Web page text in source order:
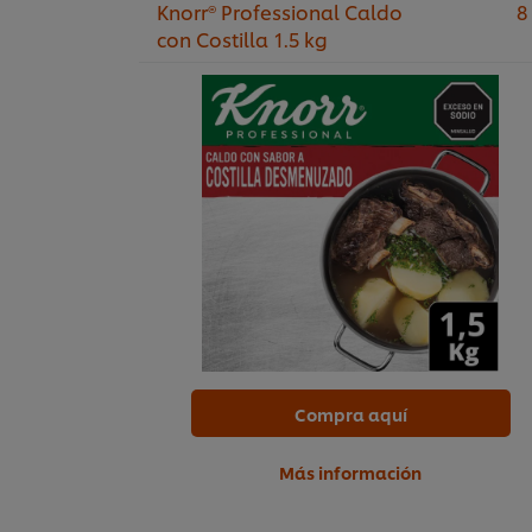
Knorr® Professional Caldo
con Costilla 1.5 kg
Compra aquí
Más información